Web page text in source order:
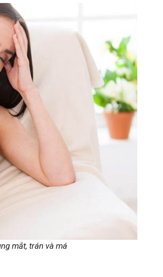
mắt, trán và má